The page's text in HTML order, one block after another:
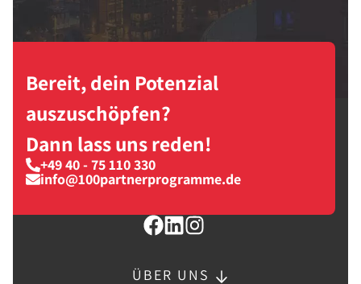
Bereit, dein Potenzial
auszuschöpfen?
Dann lass uns reden!
+49 40 - 75 110 330
info@100partnerprogramme.de
ÜBER UNS